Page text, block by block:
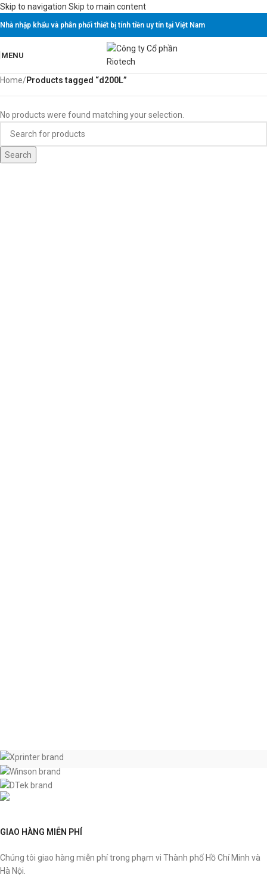
Skip to navigation Skip to main content
Nhà nhập khẩu và phân phối thiết bị tính tiền uy tín tại Việt Nam
MENU
Home/Products tagged “d200L”
No products were found matching your selection.
Search
GIAO HÀNG MIỄN PHÍ
Chúng tôi giao hàng miễn phí trong phạm vi Thành phố Hồ Chí Minh và
Hà Nội.